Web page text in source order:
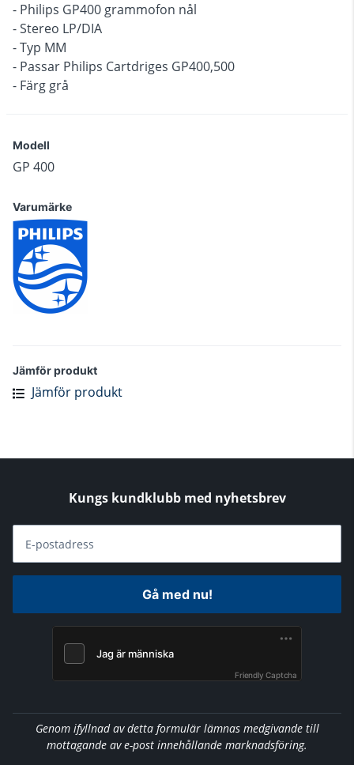
- Philips GP400 grammofon nål
- Stereo LP/DIA
- Typ MM
- Passar Philips Cartdriges GP400,500
- Färg grå
Modell
GP 400
Varumärke
Jämför produkt
Jämför produkt
Kungs kundklubb med nyhetsbrev
E-postadress
Gå med nu!
Friendly Captcha
Genom ifyllnad av detta formulär lämnas medgivande till
mottagande av e-post innehållande marknadsföring.